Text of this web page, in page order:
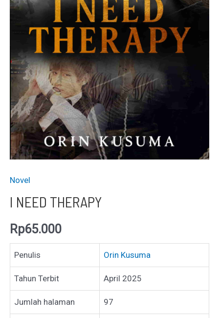
Novel
I NEED THERAPY
Rp65.000
Penulis Orin Kusuma
Tahun Terbit April 2025
Jumlah halaman 97